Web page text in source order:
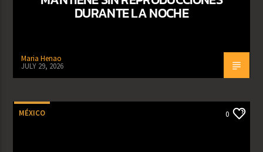
DURANTE LA NOCHE
Maria Henao
JULY 29, 2026
MÉXICO 0